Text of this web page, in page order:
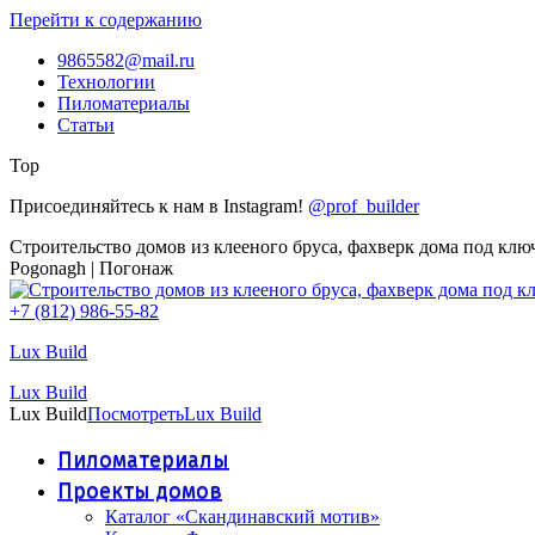
Перейти к содержанию
9865582@mail.ru
Технологии
Пиломатериалы
Статьи
Top
Присоединяйтесь к нам в Instagram! @prof_builder
Строительство домов из клееного бруса, фахверк дома под
Pogonagh | Погонаж
+7 (812) 986-55-82
Lux Build
Lux Build
Lux BuildПосмотретьLux Build
Пиломатериалы
Проекты домов
Каталог «Скандинавский мотив»